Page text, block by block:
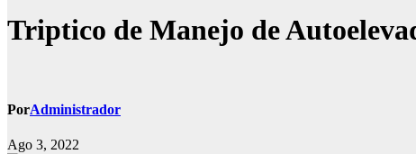
Triptico de Manejo de
PorAdministrador
Ago 3, 2022